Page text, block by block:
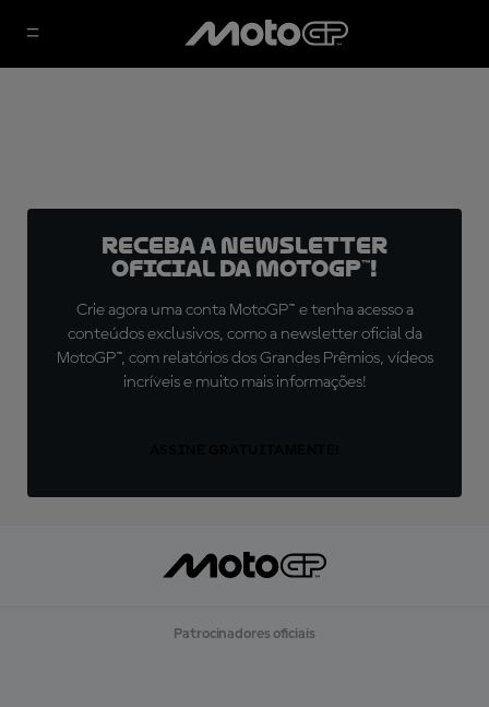
Receba a newsletter
oficial da MotoGP™!
Crie agora uma conta MotoGP™ e tenha acesso a
conteúdos exclusivos, como a newsletter oficial da
MotoGP™, com relatórios dos Grandes Prêmios, vídeos
incríveis e muito mais informações!
Patrocinadores oficiais